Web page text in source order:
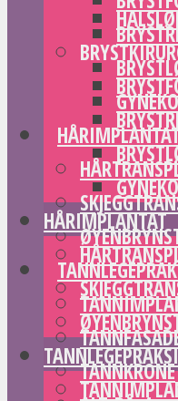
TANNKRONE
HÅRIMPLANTAT